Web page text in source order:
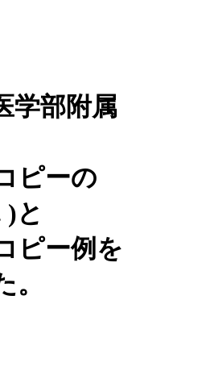
学部附属
ピーの
)と
ピー例を